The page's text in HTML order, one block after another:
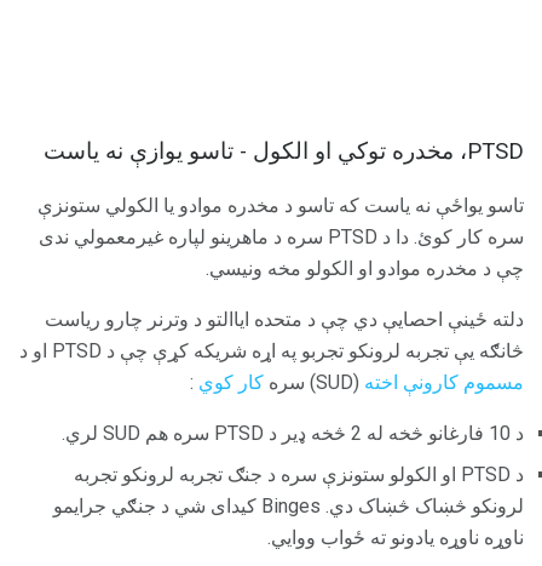
PTSD، مخدره توکي او الکول - تاسو یوازې نه یاست
تاسو یواځې نه یاست که تاسو د مخدره موادو یا الکولي ستونزې
سره کار کوئ. دا د PTSD سره د ماهرینو لپاره غیرمعمولي ندی
چې د مخدره موادو او الکولو مخه ونیسي.
دلته ځینې احصایې دي چې د متحده ایاالتو د وترنر چارو ریاست
څانګه یې تجربه لرونکو تجربو په اړه شریکه کړې چې د PTSD او د
مسموم کارونې اخته (SUD) سره کار کوي :
د 10 فارغانو څخه له 2 څخه ډیر د PTSD سره هم SUD لري.
د PTSD او الکولو ستونزې سره د جنګ تجربه لرونکو تجربه
لرونکو څښاک څښاک دي. Binges کیدای شي د جنګي جرایمو
ناوړه ناوړه یادونو ته ځواب ووایي.